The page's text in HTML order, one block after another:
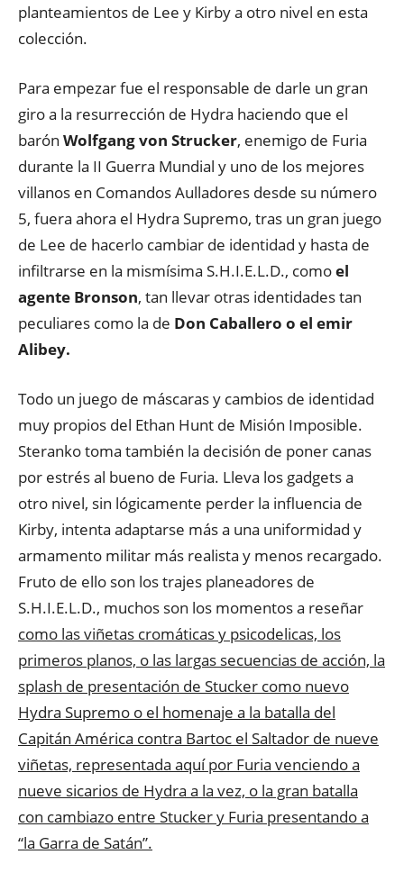
planteamientos de Lee y Kirby a otro nivel en esta
colección.
Para empezar fue el responsable de darle un gran
giro a la resurrección de Hydra haciendo que el
barón Wolfgang von Strucker, enemigo de Furia
durante la II Guerra Mundial y uno de los mejores
villanos en Comandos Aulladores desde su número
5, fuera ahora el Hydra Supremo, tras un gran juego
de Lee de hacerlo cambiar de identidad y hasta de
infiltrarse en la mismísima S.H.I.E.L.D., comoel
agente Bronson, tan llevar otras identidades tan
peculiares como la de Don Caballero o el emir
Alibey.
Todo un juego de máscaras y cambios de identidad
muy propios del Ethan Hunt de Misión Imposible.
Steranko toma también la decisión de poner canas
por estrés al bueno de Furia. Lleva los gadgets a
otro nivel, sin lógicamente perder la influencia de
Kirby, intenta adaptarse más a una uniformidad y
armamento militar más realista y menos recargado.
Fruto de ello son los trajes planeadores de
S.H.I.E.L.D., muchos son los momentos a reseñar
como las viñetas cromáticas y psicodelicas, los
primeros planos, o las largas secuencias de acción, la
splash de presentación de Stucker como nuevo
Hydra Supremo o el homenaje a la batalla del
Capitán América contra Bartoc el Saltador de nueve
viñetas, representada aquí por Furia venciendo a
nueve sicarios de Hydra a la vez, o la gran batalla
con cambiazo entre Stucker y Furia presentando a
“la Garra de Satán”.